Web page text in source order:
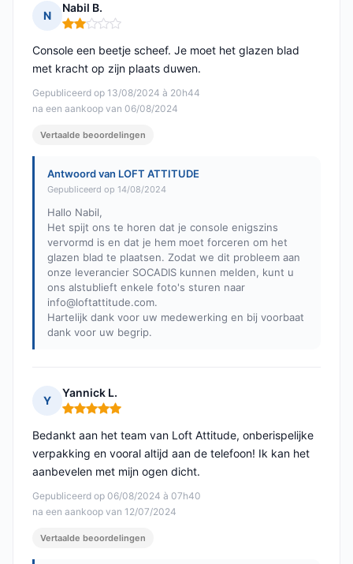
N
Nabil B.
Opmerking: 2 van 5
Gepubliceerd op 13/08/2024 à 20h44
na een aankoop van 06/08/2024
Console een beetje scheef. Je moet het glazen blad
met kracht op zijn plaats duwen.
Vertaalde beoordelingen
Antwoord van LOFT ATTITUDE
Gepubliceerd op 14/08/2024
Hallo Nabil,
Het spijt ons te horen dat je console enigszins
vervormd is en dat je hem moet forceren om het
glazen blad te plaatsen. Zodat we dit probleem aan
onze leverancier SOCADIS kunnen melden, kunt u
ons alstublieft enkele foto's sturen naar
info@loftattitude.com.
Hartelijk dank voor uw medewerking en bij voorbaat
dank voor uw begrip.
Y
Yannick L.
Opmerking: 5 van 5
Gepubliceerd op 06/08/2024 à 07h40
na een aankoop van 12/07/2024
Bedankt aan het team van Loft Attitude, onberispelijke
verpakking en vooral altijd aan de telefoon! Ik kan het
aanbevelen met mijn ogen dicht.
Vertaalde beoordelingen